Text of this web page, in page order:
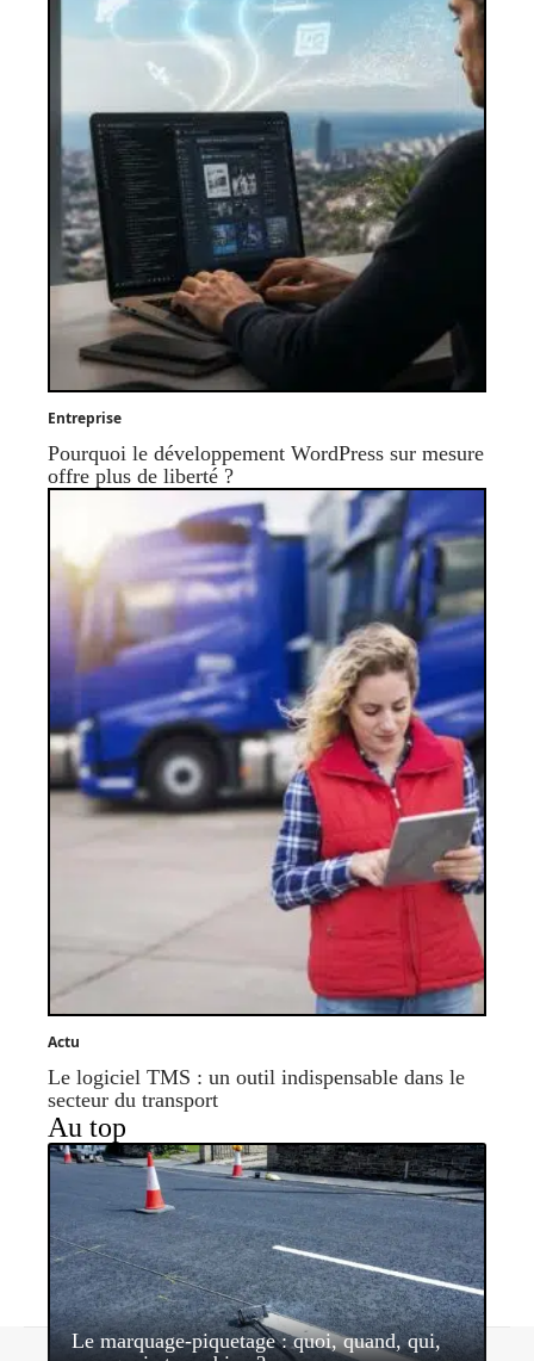
Entreprise
Pourquoi le développement WordPress sur mesure
offre plus de liberté ?
Actu
Le logiciel TMS : un outil indispensable dans le
secteur du transport
Au top
Le marquage-piquetage : quoi, quand, qui,